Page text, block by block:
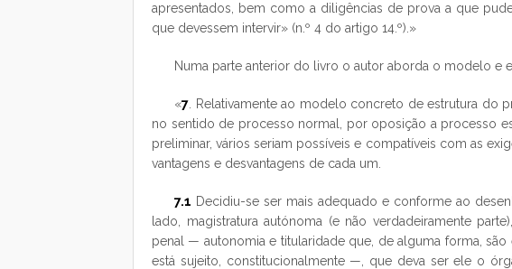
apresentados, bem como a diligências de prova a que
que devessem intervir» (n.º 4 do artigo 14.º).»
Numa parte anterior do livro o autor aborda o modelo e
«7 . Relativamente ao modelo concreto de estrutura do
no sentido de processo normal, por oposição a processo
preliminar, vários seriam possíveis e compatíveis com as
vantagens e desvantagens de cada um.
7.1 Decidiu-se ser mais adequado e conforme ao
lado, magistratura autónoma (e não verdadeiramente
penal — autonomia e titularidade que, de alguma forma,
está sujeito, constitucionalmente —, que deva ser ele o